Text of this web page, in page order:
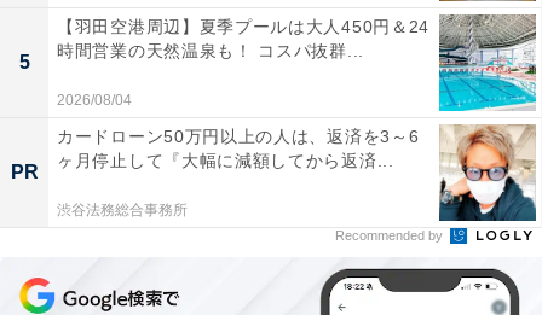
5
【羽田空港周辺】夏季プールは大人450円＆24
時間営業の天然温泉も！ コスパ抜群...
2026/08/04
PR
カードローン50万円以上の人は、返済を3～6
ヶ月停止して『大幅に減額してから返済...
渋谷法務総合事務所
Recommended by